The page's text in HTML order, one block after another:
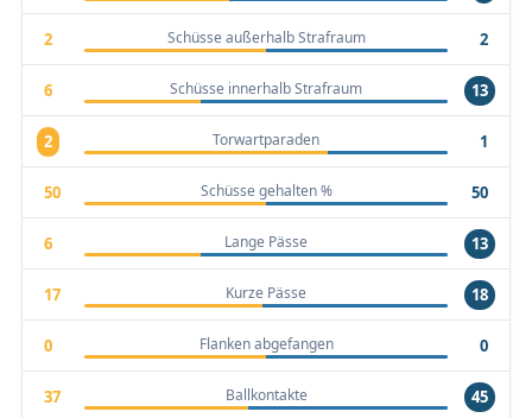
2 Schüsse außerhalb Strafraum 2
6 Schüsse innerhalb Strafraum 13
2 Torwartparaden 1
50 Schüsse gehalten % 50
6 Lange Pässe 13
17 Kurze Pässe 18
0 Flanken abgefangen 0
37 Ballkontakte 45